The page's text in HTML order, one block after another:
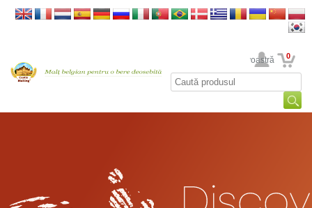
Contul dumneavoastră 0